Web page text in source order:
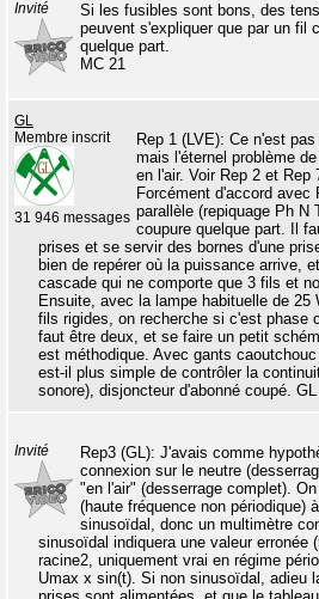
Invité
Si les fusibles sont bons, des
peuvent s'expliquer que par un fil
quelque part.
MC 21
GL
Membre inscrit
31 946 messages
Rep 1 (LVE): Ce n'est
mais l'éternel problème
en l'air. Voir Rep 2 et Rep
Forcément d'accord
parallèle (repiquage Ph N
coupure quelque part. Il
prises et se servir des bornes d'une
bien de repérer où la puissance arrive,
cascade qui ne comporte que 3 fils et
Ensuite, avec la lampe habituelle de 25
fils rigides, on recherche si c'est phase
faut être deux, et se faire un petit
est méthodique. Avec gants
est-il plus simple de contrôler la
sonore), disjoncteur d'abonné coupé. GL
Invité
Rep3 (GL): J'avais comme
connexion sur le neutre
"en l'air" (desserrage complet).
(haute fréquence non périodique)
sinusoïdal, donc un multimètre
sinusoïdal indiquera une valeur erronée
racine2, uniquement vrai en régime
Umax x sin(t). Si non sinusoïdal, adieu